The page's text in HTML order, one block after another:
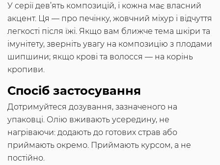
У серії дев’ять композицій, і кожна має власний
акцент. Ця — про печінку, жовчний міхур і відчуття
легкості після їжі. Якщо вам ближче тема шкіри та
імунітету, зверніть увагу на композицію з плодами
шипшини; якщо крові та волосся — на корінь
кропиви.
Спосіб застосування
Дотримуйтеся дозування, зазначеного на
упаковці. Олію вживають усередину, не
нагріваючи: додають до готових страв або
приймають окремо. Приймають курсом, а не
постійно.